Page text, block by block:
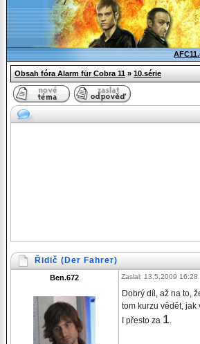
Obsah fóra Alarm für Cobra 11 » 10.série
Řidič (Der Fahrer)
Ben.672 Zaslal: 13.5.2009 16:28
Dobrý díl, až na to,
tom kurzu vědět,
I přesto za 1.